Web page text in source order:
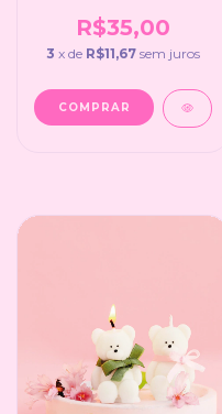
R$35,00
3 x de R$11,67 sem juros